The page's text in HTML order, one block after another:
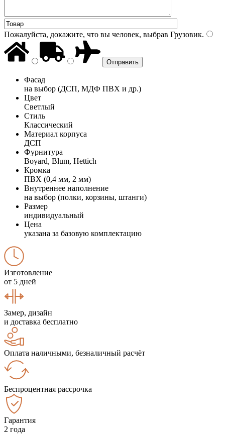
Пожалуйста, докажите, что вы человек, выбрав Грузовик.
Фасад
на выбор (ДСП, МДФ ПВХ и др.)
Цвет
Светлый
Стиль
Классический
Материал корпуса
ДСП
Фурнитура
Boyard, Blum, Hettich
Кромка
ПВХ (0,4 мм, 2 мм)
Внутреннее наполнение
на выбор (полки, корзины, штанги)
Размер
индивидуальный
Цена
указана за базовую комплектацию
Изготовление
от 5 дней
Замер, дизайн
и доставка бесплатно
Оплата наличными, безналичный расчёт
Беспроцентная рассрочка
Гарантия
2 года